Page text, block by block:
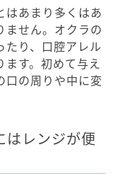
はあまり多くはあ
ません。オクラの
たり、口腔アレル
す。初めて与え
口の周りや中に変
はレンジが便